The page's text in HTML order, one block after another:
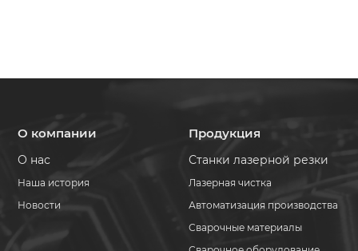
О компании
О нас
Наша история
Новости
Продукция
Станки лазерной резки
Лазерная чистка
Автоматизация производства
Сварочные материалы